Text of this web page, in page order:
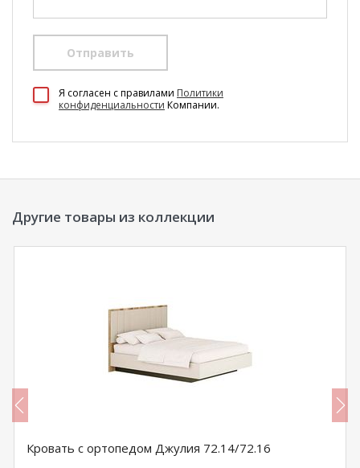
Отправить
Я согласен c правилами Политики
конфиденциальности Компании.
Другие товары из коллекции
Кровать с ортопедом Джулия 72.14/72.16